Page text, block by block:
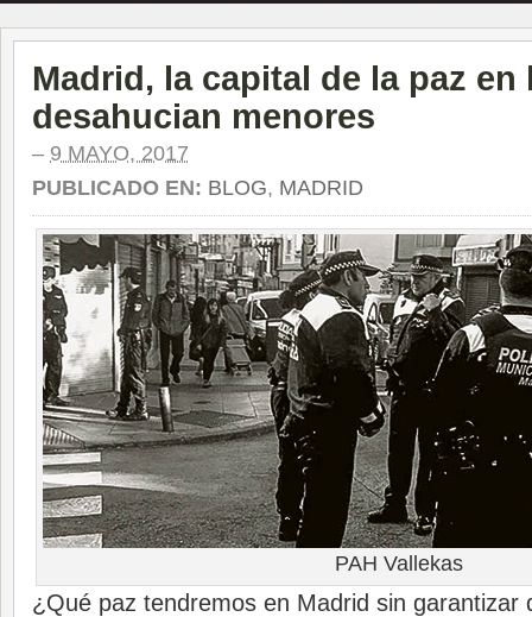
Madrid, la capital de la paz en
desahucian menores
– 9 MAYO, 2017
PUBLICADO EN: BLOG, MADRID
PAH Vallekas
¿Qué paz tendremos en Madrid sin garantizar